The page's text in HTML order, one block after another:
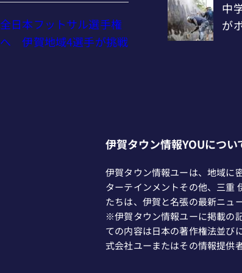
全日本フットサル選手権
へ 伊賀地域4選手が挑戦
伊賀タウン情報YOUについ
伊賀タウン情報ユーは、地域に
ターテインメントその他、三重
たちは、伊賀と名張の最新ニュ
※伊賀タウン情報ユーに掲載の
ての内容は日本の著作権法並び
式会社ユーまたはその情報提供